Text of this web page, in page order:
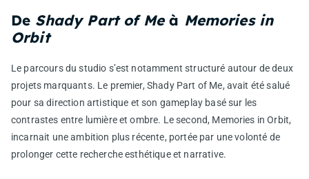
De Shady Part of Meà Memories in
Orbit
Le parcours du studio s’est notamment structuré autour de deux
projets marquants. Le premier, Shady Part of Me, avait été salué
pour sa direction artistique et son gameplay basé sur les
contrastes entre lumière et ombre. Le second, Memories in Orbit,
incarnait une ambition plus récente, portée par une volonté de
prolonger cette recherche esthétique et narrative.